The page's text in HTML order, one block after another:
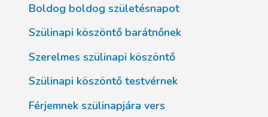
Boldog boldog születésnapot
Szülinapi köszöntő barátnőnek
Szerelmes szülinapi köszöntő
Szülinapi köszöntő testvérnek
Férjemnek szülinapjára vers